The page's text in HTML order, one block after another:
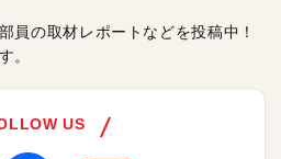
員の取材レポートなどを投稿中！
。
US